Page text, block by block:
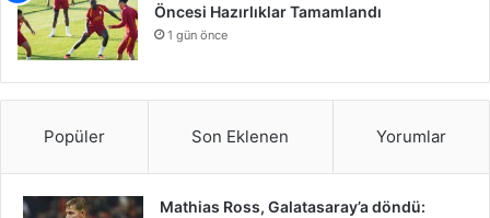
Öncesi Hazırlıklar Tamamlandı
1 gün önce
Popüler Son Eklenen Yorumlar
Mathias Ross, Galatasaray’a döndü: